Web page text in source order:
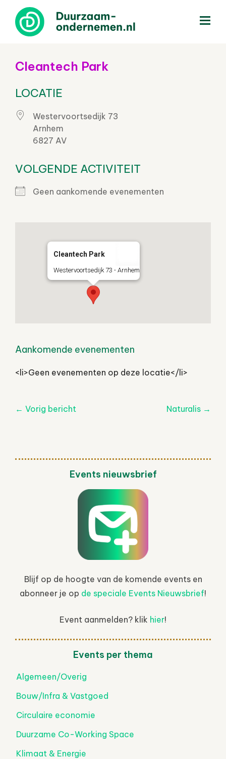
Cleantech Park
LOCATIE
Westervoortsedijk 73
Arnhem
6827 AV
VOLGENDE ACTIVITEIT
Geen aankomende evenementen
Cleantech Park
Westervoortsedijk 73 - Arnhem
Aankomende evenementen
<li>Geen evenementen op deze locatie</li>
Post
← Vorig bericht Naturalis →
Events nieuwsbrief
Blijf op de hoogte van de komende events en
abonneer je op de speciale Events Nieuwsbrief!
Event aanmelden? klik hier!
Events per thema
Algemeen/Overig
Bouw/Infra & Vastgoed
Circulaire economie
Duurzame Co-Working Space
Klimaat & Energie